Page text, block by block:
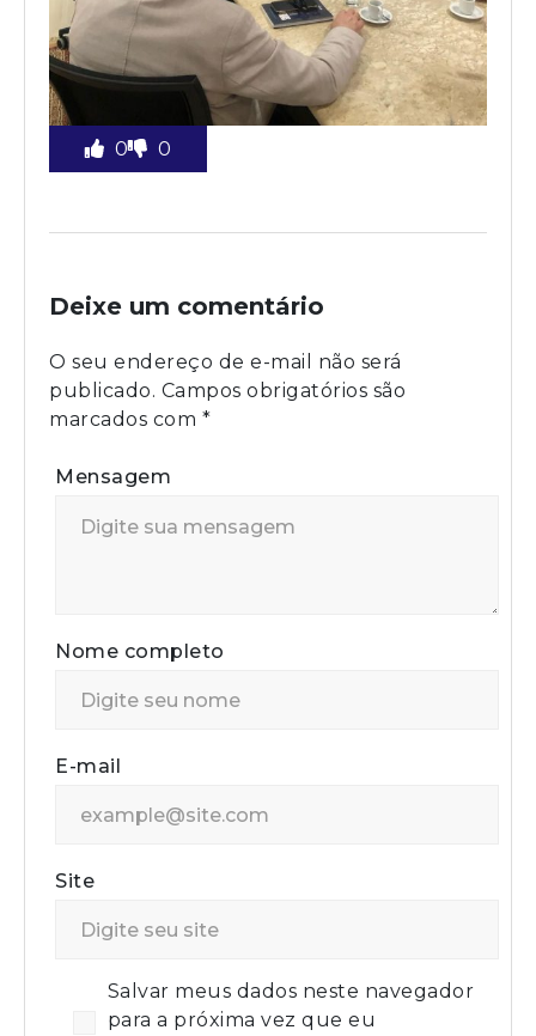
0 0
Deixe um comentário
O seu endereço de e-mail não será
publicado. Campos obrigatórios são
marcados com *
Mensagem
Nome completo
E-mail
Site
Salvar meus dados neste navegador
para a próxima vez que eu